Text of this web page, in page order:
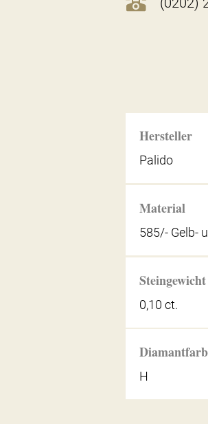
Hersteller
Palido
Material
585/- Gelb-
Steingewicht
0,10 ct.
H